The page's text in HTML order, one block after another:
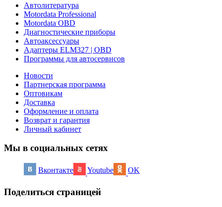
Автолитература
Motordata Professional
Motordata OBD
Диагностические приборы
Автоаксессуары
Адаптеры ELM327 | OBD
Программы для автосервисов
Новости
Партнерская программа
Оптовикам
Доставка
Оформление и оплата
Возврат и гарантия
Личный кабинет
Мы в социальных сетях
Вконтакте Youtube OK
Поделиться страницей